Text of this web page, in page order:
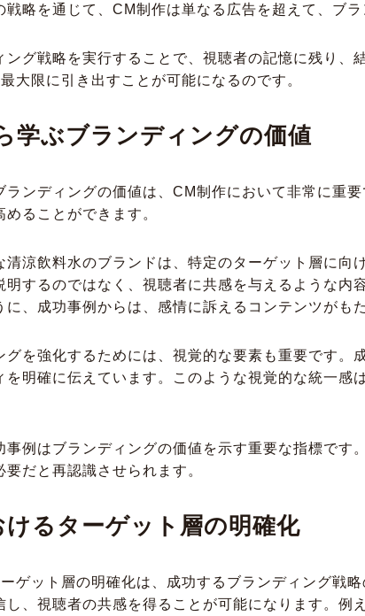
戦略を通じて、CM制作は単なる広告を超えて、ブ
ング戦略を実行することで、視聴者の記憶に残り
大限に引き出すことが可能になるのです。
学ぶブランディングの価値
ランディングの価値は、CM制作において非常に重
ることができます。
清涼飲料水のブランドは、特定のターゲット層に
明するのではなく、視聴者に共感を与えるような
に、成功事例からは、感情に訴えるコンテンツがも
グを強化するためには、視覚的な要素も重要です
を明確に伝えています。このような視覚的な統一
事例はブランディングの価値を示す重要な指標で
だと再認識させられます。
けるターゲット層の明確化
ゲット層の明確化は、成功するブランディング戦
し、視聴者の共感を得ることが可能になります。